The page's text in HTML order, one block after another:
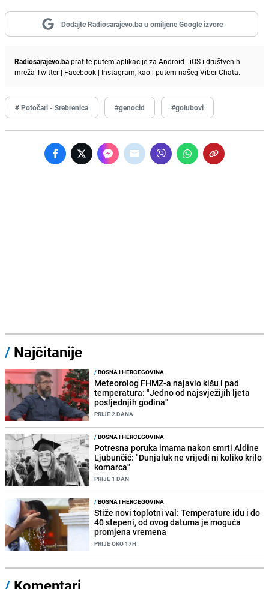
Dodajte Radiosarajevo.ba u omiljene Google izvore
Radiosarajevo.bapratite putem aplikacije za Android | iOS i društvenih
mreža Twitter | Facebook | Instagram, kao i putem našeg ViberChata.
# Potočari - Srebrenica #genocid #golubovi
/ Najčitanije
/BOSNA I HERCEGOVINA
Meteorolog FHMZ-a najavio kišu i pad
temperatura: "Jedno od najsvježijih ljeta
posljednjih godina"
PRIJE 2 DANA
/BOSNA I HERCEGOVINA
Potresna poruka imama nakon smrti Aldine
Ljubunčić: "Dunjaluk ne vrijedi ni koliko krilo
komarca"
PRIJE 1 DAN
/BOSNA I HERCEGOVINA
Stiže novi toplotni val: Temperature idu i do
40 stepeni, od ovog datuma je moguća
promjena vremena
PRIJE OKO 17H